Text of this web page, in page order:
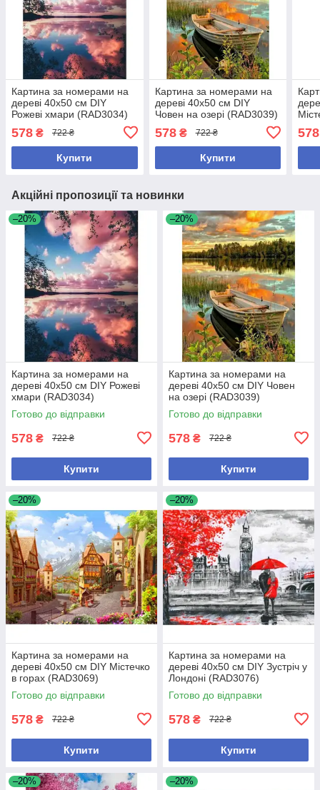
Картина за номерами на
дереві 40х50 см DIY
Рожеві хмари (RAD3034)
578 ₴ 722 ₴
Купити
Картина за номерами на
дереві 40х50 см DIY
Човен на озері (RAD3039)
578₴ 722 ₴
Купити
578
Акційні пропозиції та новинки
–20%
Картина за номерами на
дереві 40х50 см DIY Рожеві
хмари (RAD3034)
Готово до відправки
578 ₴ 722 ₴
Купити
–20%
Картина за номерами на
дереві 40х50 см DIY Човен
на озері (RAD3039)
Готово до відправки
578 ₴ 722 ₴
Купити
–20%
Картина за номерами на
дереві 40х50 см DIY Містечко
в горах (RAD3069)
Готово до відправки
578 ₴ 722 ₴
Купити
–20%
Картина за номерами на
дереві 40х50 см DIY Зустріч у
Лондоні (RAD3076)
Готово до відправки
578 ₴ 722 ₴
Купити
–20% –20%